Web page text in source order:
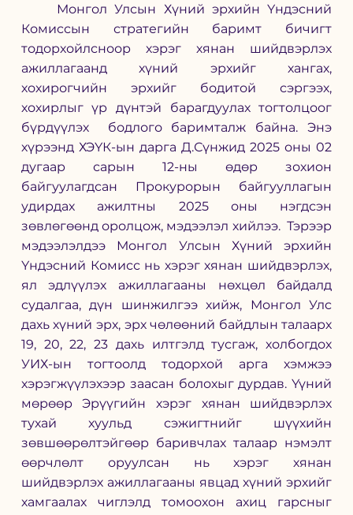
Комиссын стратегийн баримт бичигт
тодорхойлсноор хэрэг хянан шийдвэрлэх
ажиллагаанд хүний эрхийг хангах,
хохирогчийн эрхийг бодитой сэргээх,
хохирлыг үр дүнтэй барагдуулах тогтолцоог
бүрдүүлэх  бодлого баримталж байна. Энэ
хүрээнд ХЭҮК-ын дарга Д.Сүнжид 2025 оны 02
дугаар сарын 12-ны өдөр зохион
байгуулагдсан Прокурорын байгууллагын
удирдах ажилтны 2025 оны нэгдсэн
зөвлөгөөнд оролцож, мэдээлэл хийлээ.  Тэрээр
мэдээлэлдээ Монгол Улсын Хүний эрхийн
Үндэсний Комисс нь хэрэг хянан шийдвэрлэх,
ял эдлүүлэх ажиллагааны нөхцөл байдалд
судалгаа, дүн шинжилгээ хийж, Монгол Улс
дахь хүний эрх, эрх чөлөөний байдлын талаарх
19, 20, 22, 23 дахь илтгэлд тусгаж, холбогдох
УИХ-ын тогтоолд тодорхой арга хэмжээ
хэрэгжүүлэхээр заасан болохыг дурдав. Үүний
мөрөөр Эрүүгийн хэрэг хянан шийдвэрлэх
тухай хуульд сэжигтнийг шүүхийн
зөвшөөрөлтэйгөөр баривчлах талаар нэмэлт
өөрчлөлт оруулсан нь хэрэг хянан
шийдвэрлэх ажиллагааны явцад хүний эрхийг
хамгаалах чиглэлд томоохон ахиц гарсныг